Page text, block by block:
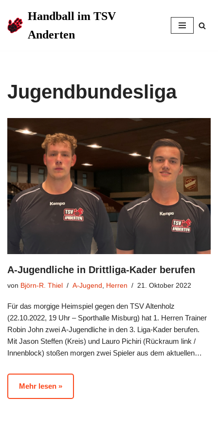
Zum
Handball im TSV
Anderten
Jugendbundesliga
A-Jugendliche in Drittliga-Kader berufen
von Björn-R. Thiel A-Jugend Herren 21. Oktober 2022
Für das morgige Heimspiel gegen den TSV Altenholz
(22.10.2022, 19 Uhr – Sporthalle Misburg) hat 1. Herren Trainer
Robin John zwei A-Jugendliche in den 3. Liga-Kader berufen.
Mit Jason Steffen (Kreis) und Lauro Pichiri (Rückraum link /
Innenblock) stoßen morgen zwei Spieler aus dem aktuellen…
Mehr lesen »